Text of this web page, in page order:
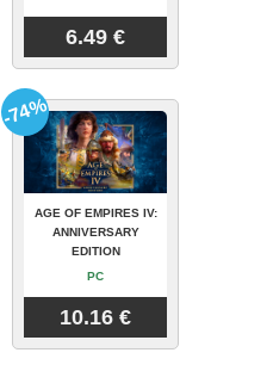
6.49 €
AGE OF EMPIRES IV:
ANNIVERSARY
EDITION
PC
10.16 €
-74%